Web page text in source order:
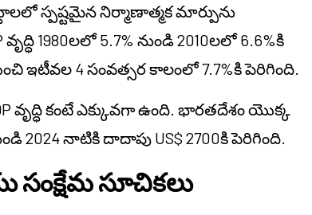
స్పష్టమైన నిర్మాణాత్మక మార్పును
1980లలో 5.7% నుండి 2010లలో 6.6%కి
4 సంవత్సర కాలంలో 7.7%కి పెరిగింది.
కంటే ఎక్కువగా ఉంది. భారతదేశం యొక్క
2024 నాటికి దాదాపు US$ 2700కి పెరిగింది.
సూచికలు